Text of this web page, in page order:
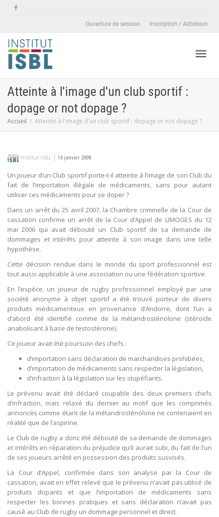
Ouverture de session Inscription / Adhésion
Atteinte à l'image d'un club sportif :
dopage or not dopage ?
Accueil Atteinte à l'image d'un club sportif : dopage or not dopage ?
Institut ISBL | 10 janvier 2008
Un joueur d’un Club sportif porte-t-il atteinte à l’image de son Club du
fait de l’importation illégale de médicaments, sans pour autant
utiliser ces médicaments pour se doper ?
Dans un arrêt du 25 avril 2007, la Chambre criminelle de la Cour de
cassation confirme un arrêt de la Cour d’Appel de LIMOGES du 12
mai 2006 qui avait débouté un Club sportif de sa demande de
dommages et intérêts pour atteinte à son image dans une telle
hypothèse.
Cette décision rendue dans le monde du sport professionnel est
tout aussi applicable à une association ou une fédération sportive.
En l’espèce, un joueur de rugby professionnel employé par une
société anonyme à objet sportif a été trouvé porteur de divers
produits médicamenteux en provenance d’Andorre, dont l’un a
d’abord été identifié comme de la métandrosténolone (stéroïde
anabolisant à base de testostérone).
Ce joueur avait été poursuivi des chefs :
d’importation sans déclaration de marchandises prohibées,
d’importation de médicaments sans respecter la législation,
d’infraction à la législation sur les stupéfiants.
Le prévenu avait été déclaré coupable des deux premiers chefs
d’infraction, mais relaxé du dernier au motif que les comprimés
annoncés comme étant de la métandrosténolone ne contenaient en
réalité que de l’aspirine.
Le Club de rugby a donc été débouté de sa demande de dommages
et intérêts en réparation du préjudice qu’il aurait subi, du fait de l’un
de ses joueurs arrêté en possession des produits susvisés.
La Cour d’Appel, confirmée dans son analyse par la Cour de
cassation, avait en effet relevé que le prévenu n’avait pas utilisé de
produits dopants et que l’importation de médicaments sans
respecter les bonnes pratiques et sans déclaration n’avait pas
causé au Club de rugby un dommage personnel et direct.